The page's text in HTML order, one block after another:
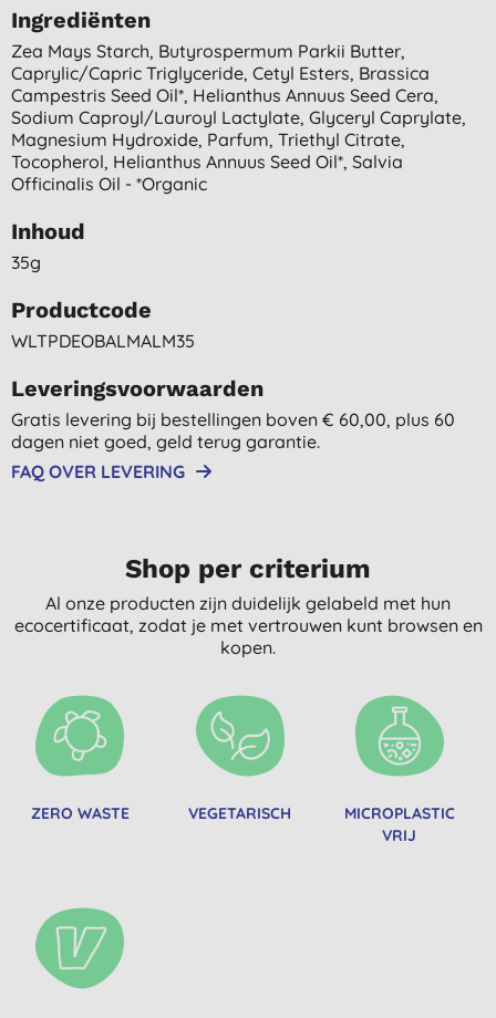
Ingrediënten
Zea Mays Starch, Butyrospermum Parkii Butter,
Caprylic/capric Triglyceride, Cetyl Esters, Brassica
Campestris Seed Oil*, Helianthus Annuus Seed Cera,
Sodium Caproyl/lauroyl Lactylate, Glyceryl Caprylate,
Magnesium Hydroxide, Parfum, Triethyl Citrate,
Tocopherol, Helianthus Annuus Seed Oil*, Salvia
Officinalis Oil - *organic
Inhoud
35g
Productcode
WLTPDEOBALMALM35
Leveringsvoorwaarden
Gratis levering bij bestellingen boven € 60,00, plus 60
dagen niet goed, geld terug garantie.
FAQ OVER LEVERING
Shop per criterium
Al onze producten zijn duidelijk gelabeld met hun
ecocertificaat, zodat je met vertrouwen kunt browsen en
kopen.
ZERO WASTE VEGETARISCH
MICROPLASTIC
VRIJ